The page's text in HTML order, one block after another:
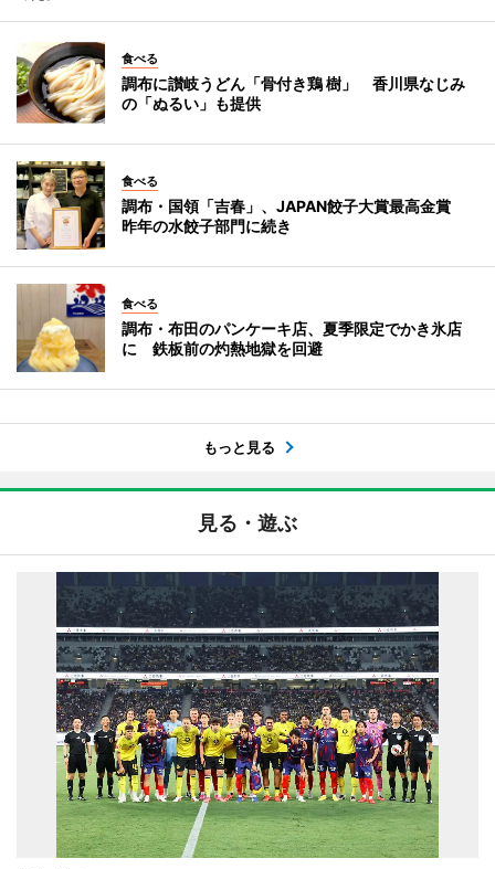
食べる
調布に讃岐うどん「骨付き鶏 樹」 香川県なじみ
の「ぬるい」も提供
食べる
調布・国領「吉春」、JAPAN餃子大賞最高金賞
昨年の水餃子部門に続き
食べる
調布・布田のパンケーキ店、夏季限定でかき氷店
に 鉄板前の灼熱地獄を回避
もっと見る
見る・遊ぶ